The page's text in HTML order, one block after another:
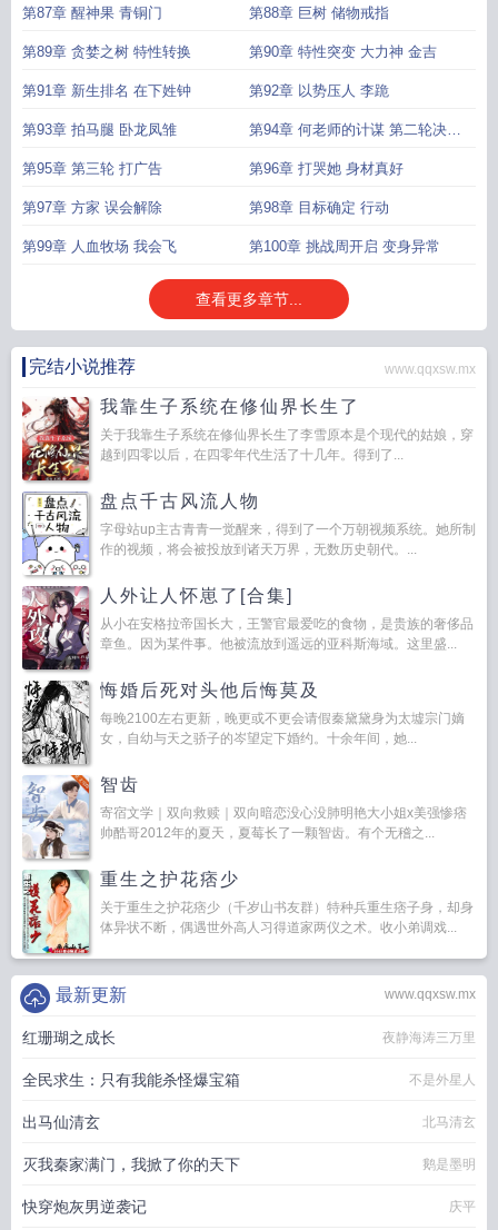
第87章 醒神果 青铜门 第88章 巨树 储物戒指
第89章 贪婪之树 特性转换 第90章 特性突变 大力神 金吉
第91章 新生排名 在下姓钟 第92章 以势压人 李跪
第93章 拍马腿 卧龙凤雏 第94章 何老师的计谋 第二轮决斗
开始
第95章 第三轮 打广告 第96章 打哭她 身材真好
第97章 方家 误会解除 第98章 目标确定 行动
第99章 人血牧场 我会飞 第100章 挑战周开启 变身异常
查看更多章节...
完结小说推荐 www.qqxsw.mx
我靠生子系统在修仙界长生了
关于我靠生子系统在修仙界长生了李雪原本是个现代的姑娘，穿
越到四零以后，在四零年代生活了十几年。得到了...
盘点千古风流人物
字母站up主古青青一觉醒来，得到了一个万朝视频系统。她所制
作的视频，将会被投放到诸天万界，无数历史朝代。...
人外让人怀崽了[合集]
从小在安格拉帝国长大，王警官最爱吃的食物，是贵族的奢侈品
章鱼。因为某件事。他被流放到遥远的亚科斯海域。这里盛...
悔婚后死对头他后悔莫及
每晚2100左右更新，晚更或不更会请假秦黛黛身为太墟宗门嫡
女，自幼与天之骄子的岑望定下婚约。十余年间，她...
智齿
寄宿文学｜双向救赎｜双向暗恋没心没肺明艳大小姐x美强惨痞
帅酷哥2012年的夏天，夏莓长了一颗智齿。有个无稽之...
重生之护花痞少
关于重生之护花痞少（千岁山书友群）特种兵重生痞子身，却身
体异状不断，偶遇世外高人习得道家两仪之术。收小弟调戏...
www.qqxsw.mx
最新更新
红珊瑚之成长 夜静海涛三万里
全民求生：只有我能杀怪爆宝箱 不是外星人
出马仙清玄 北马清玄
灭我秦家满门，我掀了你的天下 鹅是墨明
快穿炮灰男逆袭记 庆平